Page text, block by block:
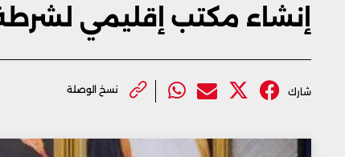
إنشاء مكتب إقليمي
شارك نسخ الوصلة